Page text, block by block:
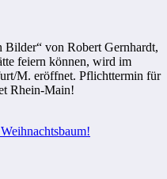
Bilder“ von Robert Gernhardt,
feiern können, wird im
M. eröffnet. Pflichttermin für
Rhein-Main!